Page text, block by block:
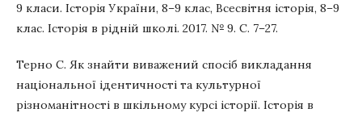
9 класи. Історія України, 8–9 клас, Всесвітня історія, 8–9
клас. Історія в рідній школі. 2017. № 9. С. 7–27.
Терно С. Як знайти виважений спосіб викладання
національної ідентичності та культурної
різноманітності в шкільному курсі історії. Історія в